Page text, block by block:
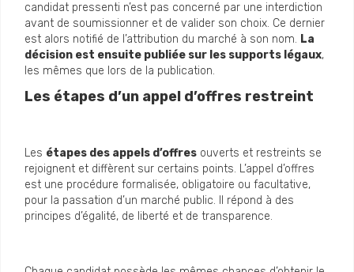
candidat pressenti n’est pas concerné par une interdiction
avant de soumissionner et de valider son choix. Ce dernier
est alors notifié de l’attribution du marché à son nom. La
décision est ensuite publiée sur les supports légaux,
les mêmes que lors de la publication.
Les étapes d’un appel d’offres restreint
Les étapes des appels d’offres ouverts et restreints se
rejoignent et diffèrent sur certains points. L’appel d’offres
est une procédure formalisée, obligatoire ou facultative,
pour la passation d’un marché public. Il répond à des
principes d’égalité, de liberté et de transparence.